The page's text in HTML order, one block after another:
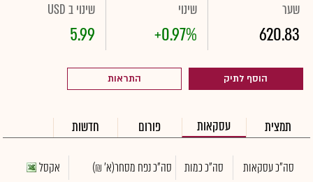
שער
620.83
שינוי
+0.97%
שינוי ב USD
5.99
הוסף לתיק התראות
תמצית עסקאות פורום חדשות
סה"כ עסקאות סה"כ כמות סה"כ נפח מסחר(א' ₪) אקסל